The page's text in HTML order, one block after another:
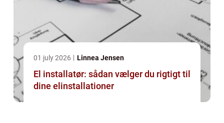
01 july 2026 Linnea Jensen
El installatør: sådan vælger du rigtigt til
dine elinstallationer